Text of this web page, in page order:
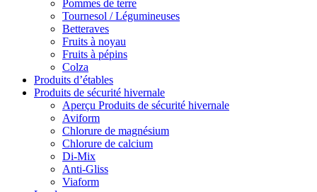
Pommes de terre
Tournesol / Légumineuses
Betteraves
Fruits à noyau
Fruits à pépins
Colza
Produits d’étables
Produits de sécurité hivernale
Aperçu Produits de sécurité hivernale
Aviform
Chlorure de magnésium
Chlorure de calcium
Di-Mix
Anti-Gliss
Viaform